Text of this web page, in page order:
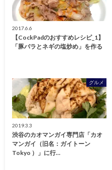
2017.6.6
【CockPadのおすすめレシピ_1】
「豚バラとネギの塩炒め」を作る
グルメ
2019.3.3
渋谷のカオマンガイ専門店「カオ
マンガイ（旧名：ガイトーン
Tokyo ）」に行…